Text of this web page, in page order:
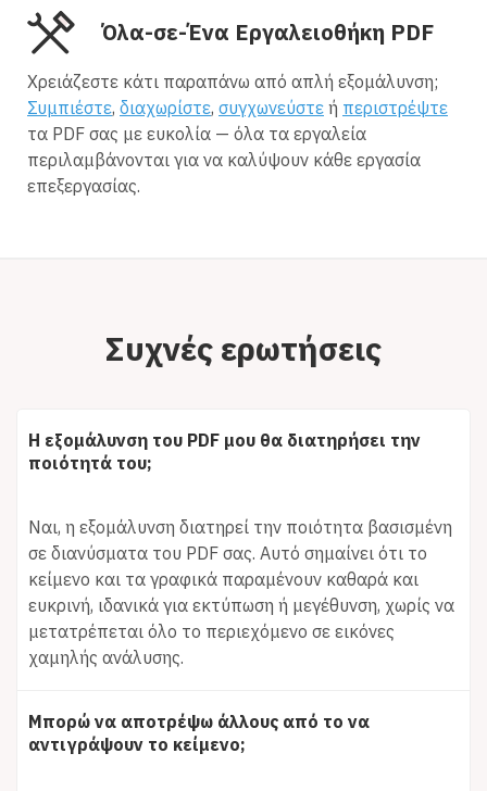
Όλα-σε-Ένα Εργαλειοθήκη PDF
Χρειάζεστε κάτι παραπάνω από απλή εξομάλυνση;
Συμπιέστε, διαχωρίστε, συγχωνεύστε ή περιστρέψτε
τα PDF σας με ευκολία — όλα τα εργαλεία
περιλαμβάνονται για να καλύψουν κάθε εργασία
επεξεργασίας.
Συχνές ερωτήσεις
Η εξομάλυνση του PDF μου θα διατηρήσει την
ποιότητά του;
Ναι, η εξομάλυνση διατηρεί την ποιότητα βασισμένη
σε διανύσματα του PDF σας. Αυτό σημαίνει ότι το
κείμενο και τα γραφικά παραμένουν καθαρά και
ευκρινή, ιδανικά για εκτύπωση ή μεγέθυνση, χωρίς να
μετατρέπεται όλο το περιεχόμενο σε εικόνες
χαμηλής ανάλυσης.
Μπορώ να αποτρέψω άλλους από το να
αντιγράψουν το κείμενο;